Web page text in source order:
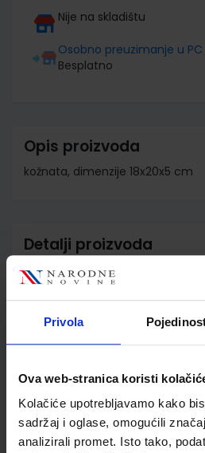
Privola
Ova web-stranica koristi
Kolačiće upotrebljavamo kako
sadržaj i oglase, omogućili
analizirali promet. Isto tako,
Nije na skladištu
Osobno preuzimanje u
Besplatno
Opis proizvoda
kožnata, dimenzije 18x20x5 cm
Detalji proizvoda
Šifra proizvoda